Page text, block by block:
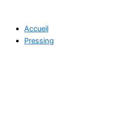
Accueil
Pressing